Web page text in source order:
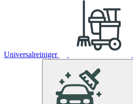
Universalreiniger